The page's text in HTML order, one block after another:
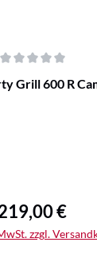
von 0
Grill 600 R
Preis:
€
zzgl.